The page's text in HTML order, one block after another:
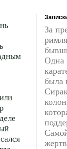
За
Одна
была